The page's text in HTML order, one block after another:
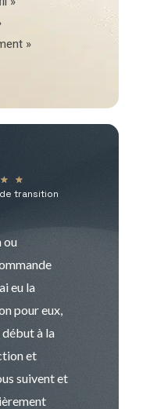
»
★ ★
transition
ou
eu la
pour eux,
à la
et
suivent et